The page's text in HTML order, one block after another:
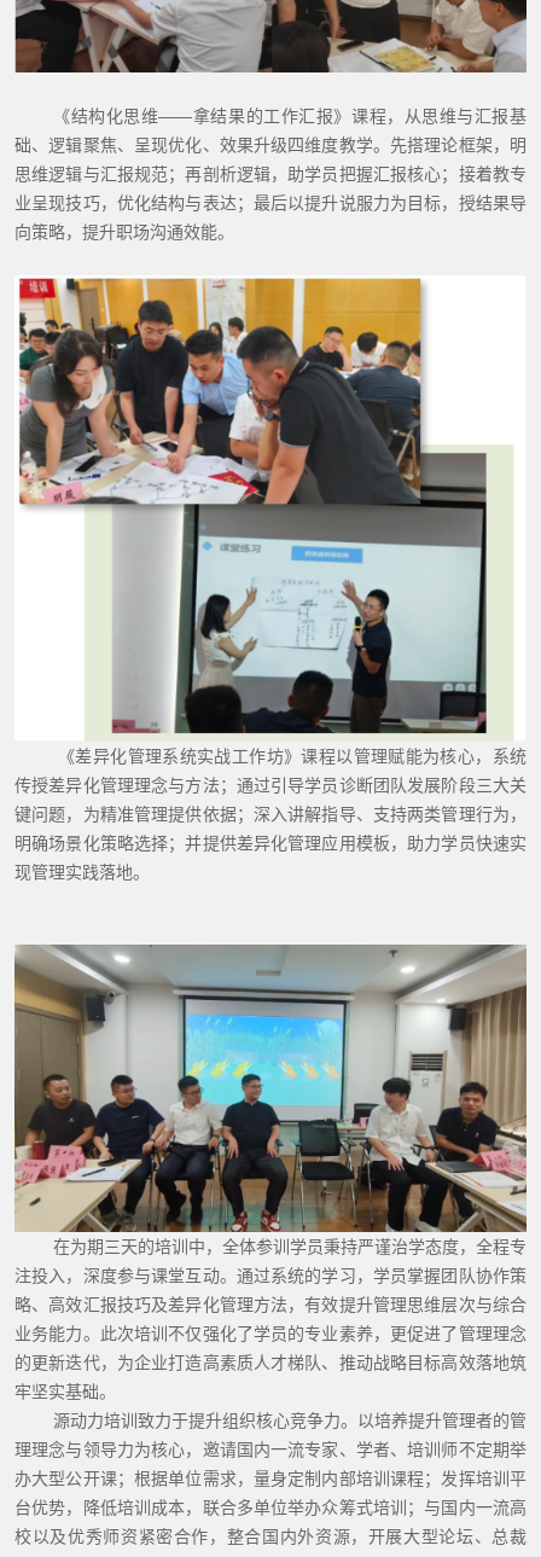
《结构化思维——拿结果的工作汇报》课程，从思维与汇报基
础、逻辑聚焦、呈现优化、效果升级四维度教学。先搭理论框架，明
思维逻辑与汇报规范；再剖析逻辑，助学员把握汇报核心；接着教专
业呈现技巧，优化结构与表达；最后以提升说服力为目标，授结果导
向策略，提升职场沟通效能。
《差异化管理系统实战工作坊》课程以管理赋能为核心，系统
传授差异化管理理念与方法；通过引导学员诊断团队发展阶段三大关
键问题，为精准管理提供依据；深入讲解指导、支持两类管理行为，
明确场景化策略选择；并提供差异化管理应用模板，助力学员快速实
现管理实践落地。
在为期三天的培训中，全体参训学员秉持严谨治学态度，全程专
注投入，深度参与课堂互动。通过系统的学习，学员掌握团队协作策
略、高效汇报技巧及差异化管理方法，有效提升管理思维层次与综合
业务能力。此次培训不仅强化了学员的专业素养，更促进了管理理念
的更新迭代，为企业打造高素质人才梯队、推动战略目标高效落地筑
牢坚实基础。
源动力培训致力于提升组织核心竞争力。以培养提升管理者的管
理理念与领导力为核心，邀请国内一流专家、学者、培训师不定期举
办大型公开课；根据单位需求，量身定制内部培训课程；发挥培训平
台优势，降低培训成本，联合多单位举办众筹式培训；与国内一流高
校以及优秀师资紧密合作，整合国内外资源，开展大型论坛、总裁